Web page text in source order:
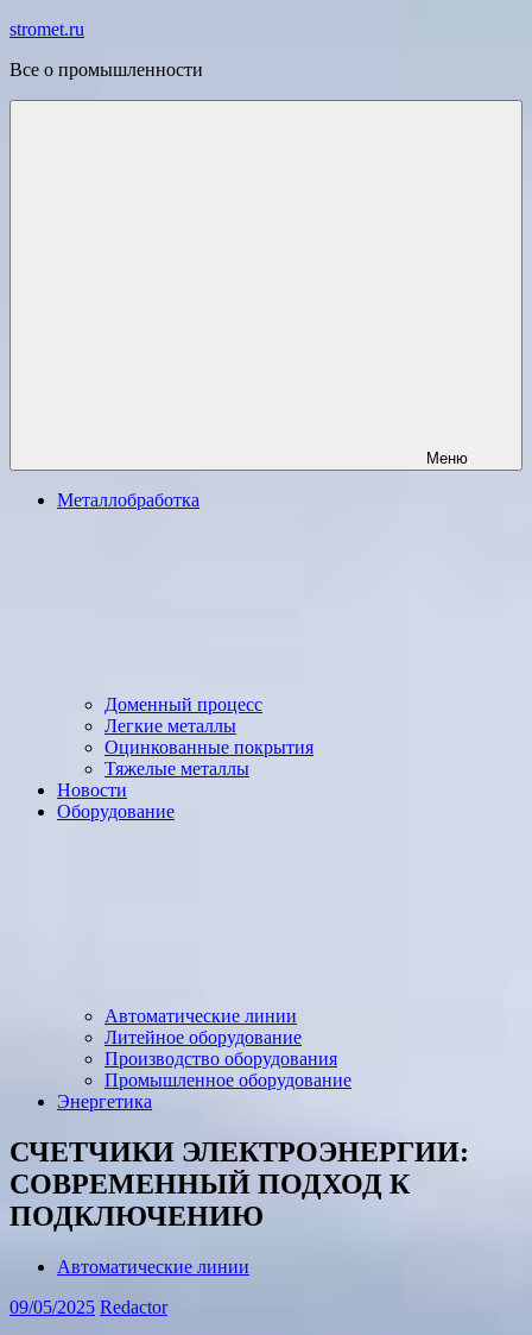
Перейти
содержимому
stromet.ru
Все о промышленности
Меню
Металлобработка
Доменный процесс
Легкие металлы
Оцинкованные покрытия
Тяжелые металлы
Новости
Оборудование
Автоматические линии
Литейное оборудование
Производство оборудования
Промышленное оборудование
Энергетика
СЧЕТЧИКИ ЭЛЕКТРОЭНЕРГИИ:
СОВРЕМЕННЫЙ ПОДХОД К
ПОДКЛЮЧЕНИЮ
Автоматические линии
09/05/2025 Redactor